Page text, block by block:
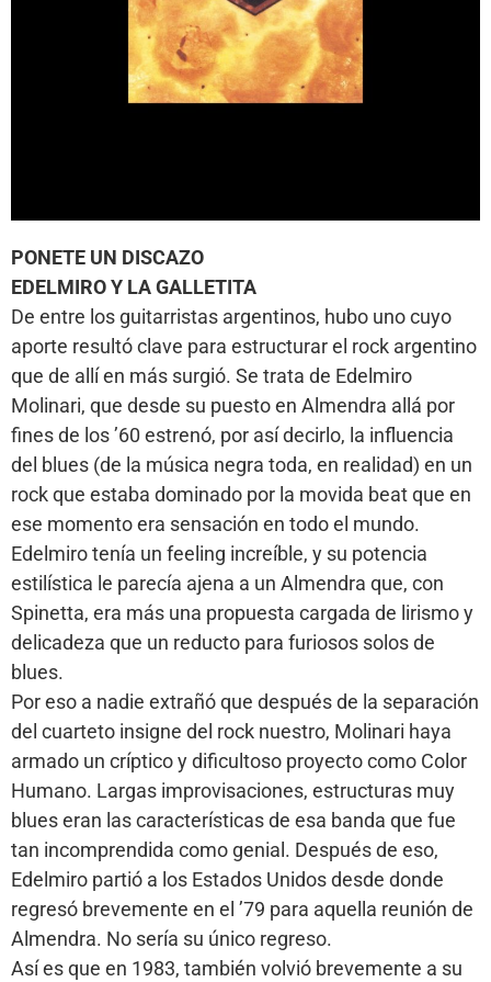
PONETE UN DISCAZO
EDELMIRO Y LA GALLETITA
De entre los guitarristas argentinos, hubo uno cuyo
aporte resultó clave para estructurar el rock argentino
que de allí en más surgió. Se trata de Edelmiro
Molinari, que desde su puesto en Almendra allá por
fines de los ’60 estrenó, por así decirlo, la influencia
del blues (de la música negra toda, en realidad) en un
rock que estaba dominado por la movida beat que en
ese momento era sensación en todo el mundo.
Edelmiro tenía un feeling increíble, y su potencia
estilística le parecía ajena a un Almendra que, con
Spinetta, era más una propuesta cargada de lirismo y
delicadeza que un reducto para furiosos solos de
blues.
Por eso a nadie extrañó que después de la separación
del cuarteto insigne del rock nuestro, Molinari haya
armado un críptico y dificultoso proyecto como Color
Humano. Largas improvisaciones, estructuras muy
blues eran las características de esa banda que fue
tan incomprendida como genial. Después de eso,
Edelmiro partió a los Estados Unidos desde donde
regresó brevemente en el ’79 para aquella reunión de
Almendra. No sería su único regreso.
Así es que en 1983, también volvió brevemente a su